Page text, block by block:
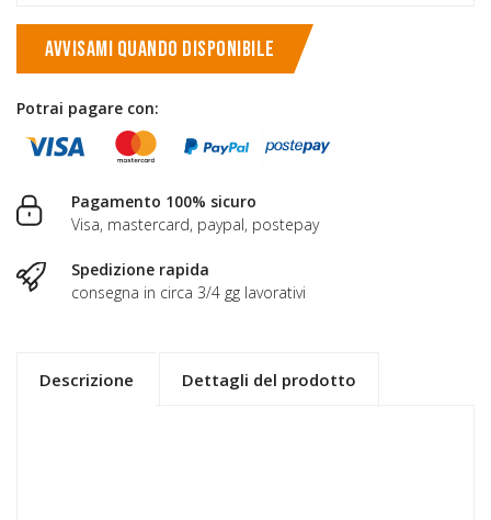
AVVISAMI QUANDO DISPONIBILE
Potrai pagare con:
Pagamento 100% sicuro
Visa, mastercard, paypal, postepay
Spedizione rapida
consegna in circa 3/4 gg lavorativi
Descrizione Dettagli del prodotto